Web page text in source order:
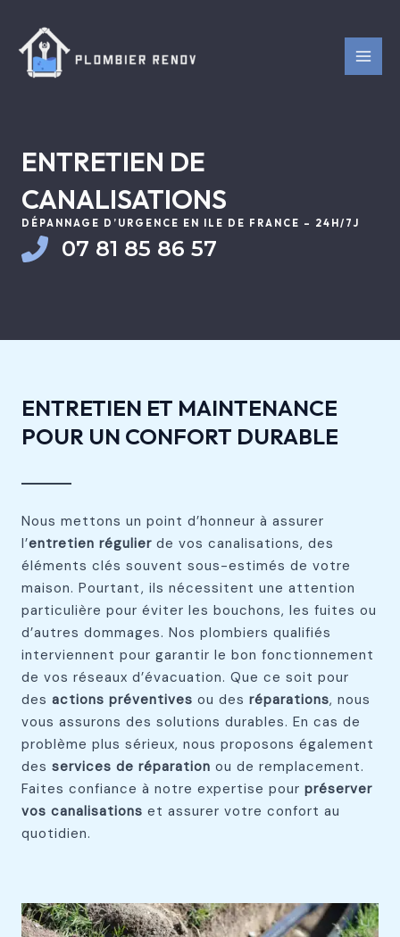
contenu
ENTRETIEN DE
CANALISATIONS
DÉPANNAGE D’URGENCE EN ILE DE FRANCE – 24H/7J
07 81 85 86 57
ENTRETIEN ET MAINTENANCE
POUR UN CONFORT DURABLE
Nous mettons un point d’honneur à assurer
l’entretien régulier de vos canalisations, des
éléments clés souvent sous-estimés de votre
maison. Pourtant, ils nécessitent une attention
particulière pour éviter les bouchons, les fuites ou
d’autres dommages. Nos plombiers qualifiés
interviennent pour garantir le bon fonctionnement
de vos réseaux d’évacuation. Que ce soit pour
des actions préventives ou des réparations, nous
vous assurons des solutions durables. En cas de
problème plus sérieux, nous proposons également
des services de réparation ou de remplacement.
Faites confiance à notre expertise pour préserver
vos canalisations et assurer votre confort au
quotidien.